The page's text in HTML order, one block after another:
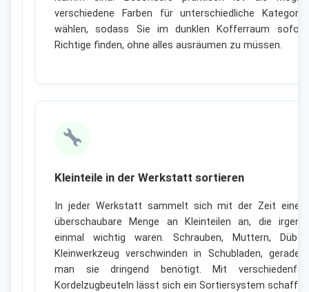
verschiedene Farben für unterschiedliche
wählen, sodass Sie im dunklen Kofferraum
Richtige finden, ohne alles ausräumen zu müssen.
Kleinteile in der Werkstatt sortieren
In jeder Werkstatt sammelt sich mit der Zeit eine
überschaubare Menge an Kleinteilen an, die
einmal wichtig waren. Schrauben, Muttern,
Kleinwerkzeug verschwinden in Schubladen, gerade
man sie dringend benötigt. Mit
Kordelzugbeuteln lässt sich ein Sortiersystem